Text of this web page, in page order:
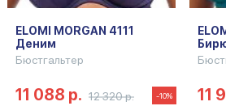
ELOMI MORGAN 4111
Деним
Бюстгальтер
11 088 р. 12 320 р. -10% 11